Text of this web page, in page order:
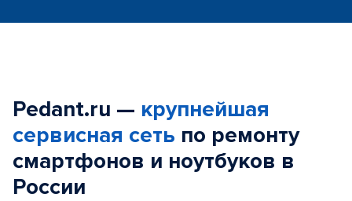
Pedant.ru — крупнейшая
сервисная сеть по ремонту
смартфонов и ноутбуков в
России